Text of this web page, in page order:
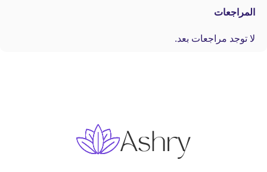
المراجعات
لا توجد مراجعات بعد.